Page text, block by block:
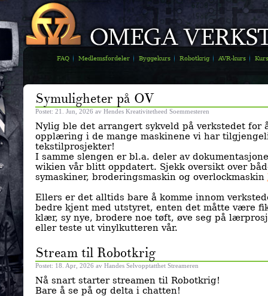
FAQ Medlemsfordeler Byggekurs Robotkrig AVR-kurs Kurs
Symuligheter på OV
Postet: 21. Jun, 2026 av Hendes Kreativitetheed Soemmesteren
Nylig ble det arrangert sykveld på verkstedet for
opplæring i de mange maskinene vi har
tekstilprosjekter!
I samme slengen er bl.a. deler av
wikien vår blitt oppdatert. Sjekk oversikt over
symaskiner, broderingsmaskin og overlockmaskin
Ellers er det alltids bare å komme innom
bedre kjent med utstyret, enten det måtte være
klær, sy nye, brodere noe tøft, øve seg på
eller teste ut vinylkutteren vår.
Stream til Robotkrig
Postet: 18. Apr, 2026 av Handes Selvopptatthet Streameren
Nå snart starter streamen til Robotkrig!
Bare å se på og delta i chatten!